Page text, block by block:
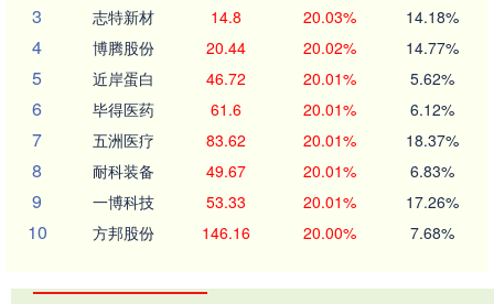
3 志特新材 14.8 20.03% 14.18%
4 博腾股份 20.44 20.02% 14.77%
5 近岸蛋白 46.72 20.01% 5.62%
6 毕得医药 61.6 20.01% 6.12%
7 五洲医疗 83.62 20.01% 18.37%
8 耐科装备 49.67 20.01% 6.83%
9 一博科技 53.33 20.01% 17.26%
10 方邦股份 146.16 20.00% 7.68%